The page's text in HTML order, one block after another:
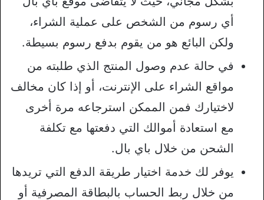
أي رسوم من الشخص على عملية الشراء،
ولكن البائع هو من يقوم بدفع رسوم بسيطة.
في حالة عدم وصول المنتج الذي طلبته من
مواقع الشراء على الإنترنت، أو إذا كان مخالف
لاختيارك فمن الممكن استرجاعه مرة أخرى
مع استعادة أموالك التي دفعتها مع تكلفة
الشحن من خلال باي بال.
يوفر لك خدمة اختيار طريقة الدفع التي تريدها
من خلال ربط الحساب بالبطاقة المصرفية أو